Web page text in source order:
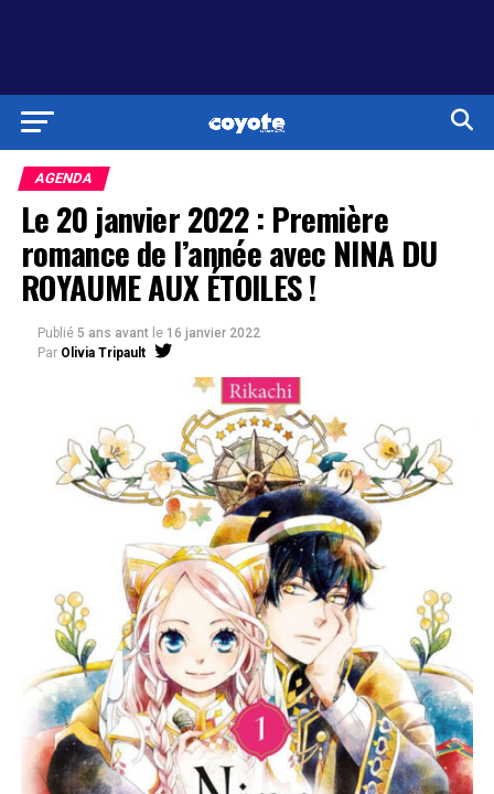
AGENDA
Le 20 janvier 2022 : Première
romance de l’année avec NINA DU
ROYAUME AUX ÉTOILES !
Publié 5 ans avant le 16 janvier 2022
Par Olivia Tripault